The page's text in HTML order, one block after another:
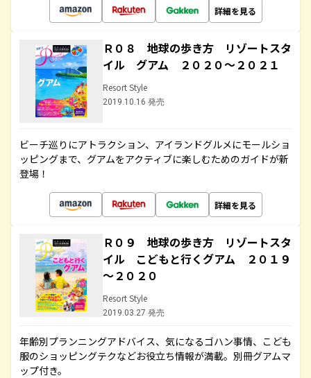
詳細を見る
Ｒ０８ 地球の歩き方 リゾートスタ
イル グアム ２０２０～２０２１
Resort Style
2019.10.16 発売
ビーチ巡りにアトラクション、アイランドグルメにモールショ
ッピングまで、グアムをアクティブに楽しむためのガイドが新
登場！
詳細を見る
Ｒ０９ 地球の歩き方 リゾートスタ
イル こどもと行くグアム ２０１９
～２０２０
Resort Style
2019.03.27 発売
年齢別プランニングアドバイス、気になるゴハン事情、こども
服のショッピングテクなどお役立ち情報が満載。別冊グアムマ
ップ付き。